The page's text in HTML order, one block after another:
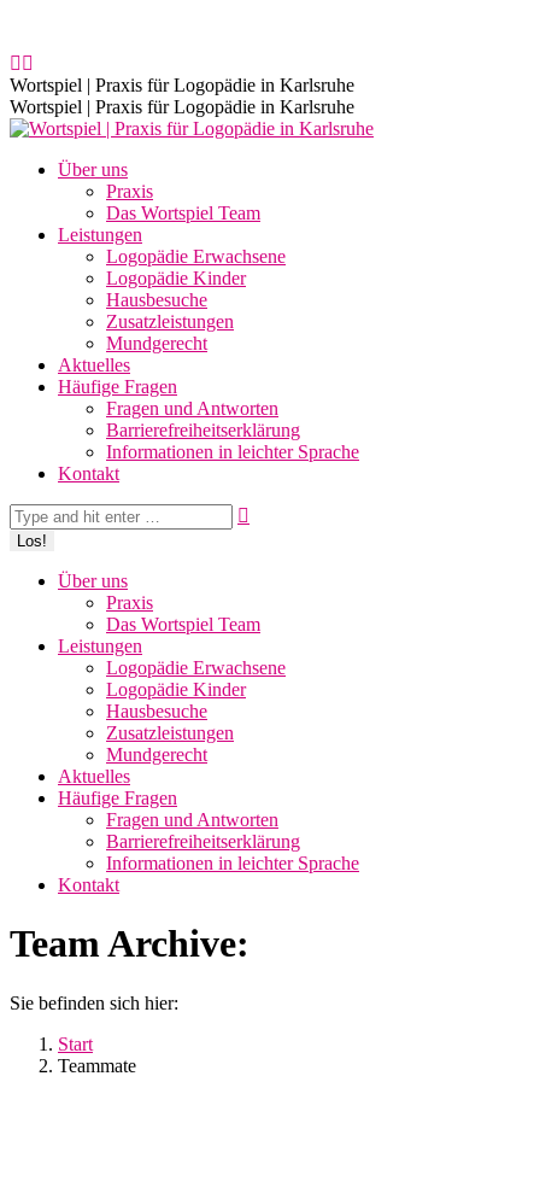
springen
Facebook
page
opens
in
window
Mail
page
opens
new
window
Wortspiel | Praxis für Logopädie in Karlsruhe
Wortspiel | Praxis für Logopädie in Karlsruhe
Über uns
Praxis
Das Wortspiel Team
Leistungen
Logopädie Erwachsene
Logopädie Kinder
Hausbesuche
Zusatzleistungen
Mundgerecht
Aktuelles
Häufige Fragen
Fragen und Antworten
Barrierefreiheitserklärung
Informationen in leichter Sprache
Kontakt
Search:
Über uns
Praxis
Das Wortspiel Team
Leistungen
Logopädie Erwachsene
Logopädie Kinder
Hausbesuche
Zusatzleistungen
Mundgerecht
Aktuelles
Häufige Fragen
Fragen und Antworten
Barrierefreiheitserklärung
Informationen in leichter Sprache
Kontakt
Team Archive:
Sie befinden sich hier:
Start
Teammate